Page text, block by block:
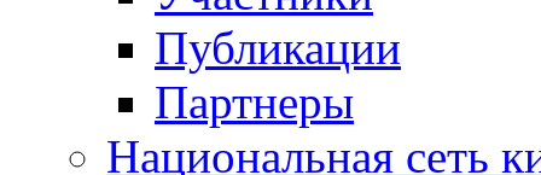
Публикации
Партнеры
Национальная сеть